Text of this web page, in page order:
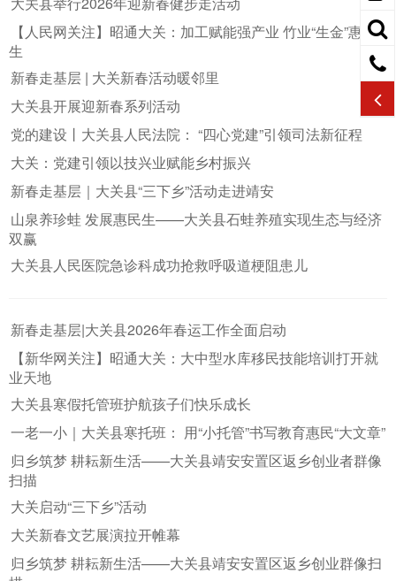
【人民网关注】昭通大关：加工赋能强产业 竹业“生金”惠民
生
新春走基层 | 大关新春活动暖邻里
大关县开展迎新春系列活动
党的建设丨大关县人民法院： “四心党建”引领司法新征程
大关：党建引领以技兴业赋能乡村振兴
新春走基层｜大关县“三下乡”活动走进靖安
山泉养珍蛙 发展惠民生——大关县石蛙养殖实现生态与经济
双赢
大关县人民医院急诊科成功抢救呼吸道梗阻患儿
新春走基层|大关县2026年春运工作全面启动
【新华网关注】昭通大关：大中型水库移民技能培训打开就
业天地
大关县寒假托管班护航孩子们快乐成长
一老一小｜大关县寒托班： 用“小托管”书写教育惠民“大文章”
归乡筑梦 耕耘新生活——大关县靖安安置区返乡创业者群像
扫描
大关启动“三下乡”活动
大关新春文艺展演拉开帷幕
归乡筑梦 耕耘新生活——大关县靖安安置区返乡创业群像扫